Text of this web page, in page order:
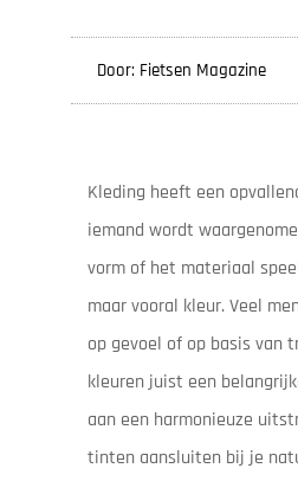
Door: Fietsen Magazine
Kleding heeft een
iemand wordt
vorm of het materiaal
maar vooral kleur. Veel
op gevoel of op basis van
kleuren juist een
aan een harmonieuze
tinten aansluiten bij je